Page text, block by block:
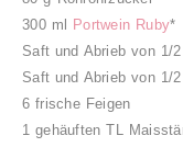
300 ml
Portwein Ruby*
Saft und Abrieb von 1/
Saft und Abrieb von 1/
6 frische Feigen
1 gehäuften TL